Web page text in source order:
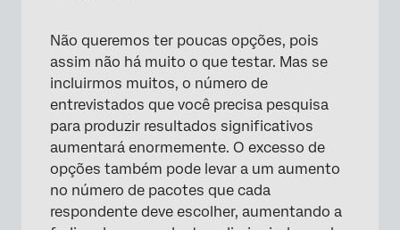
Não queremos ter poucas opções, pois
assim não há muito o que testar. Mas se
incluirmos muitos, o número de
entrevistados que você precisa pesquisa
para produzir resultados significativos
aumentará enormemente. O excesso de
opções também pode levar a um aumento
no número de pacotes que cada
respondente deve escolher, aumentando a